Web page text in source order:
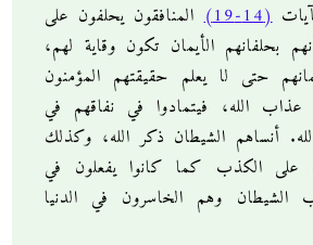
(14-19)
المنافقون يحلفون على
بحلفانهم الأيمان تكون وقاية لهم،
حتى لا يعلم حقيقتهم المؤمنون
الله، فيتمادوا في نفاقهم في
أنساهم الشيطان ذكر الله، وكذلك
على الكذب كما كانوا يفعلون في
الشيطان وهم الخاسرون في الدنيا